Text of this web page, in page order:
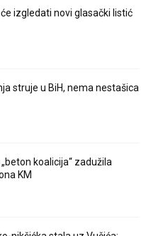
će izgledati novi glasački listić
struje u BiH, nema nestašica
koalicija“ zadužila
KM